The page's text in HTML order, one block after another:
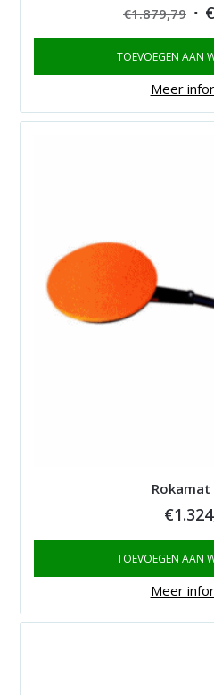
€1.879,79 €
TOEVOEGEN AAN
Meer
Rokamat
€
TOEVOEGEN AAN
Meer